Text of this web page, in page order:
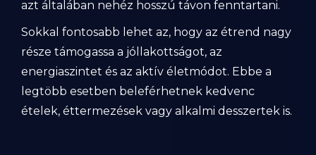
azt általában nehéz hosszú távon fenntartani.
Sokkal fontosabb lehet az, hogy az étrend nagy
része támogassa a jóllakottságot, az
energiaszintet és az aktív életmódot. Ebbe a
legtöbb esetben beleférhetnek kedvenc
ételek, éttermezések vagy alkalmi desszertek is.